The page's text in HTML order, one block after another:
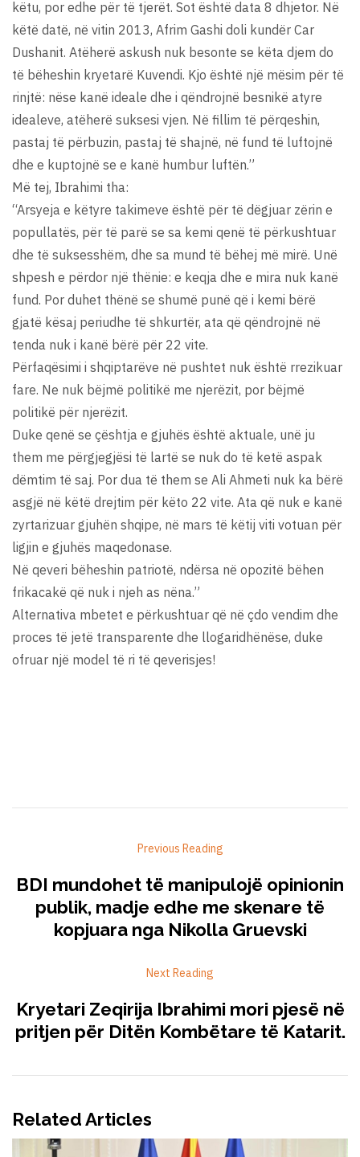
këtu, por edhe për të tjerët. Sot është data 8 dhjetor. Në
këtë datë, në vitin 2013, Afrim Gashi doli kundër Car
Dushanit. Atëherë askush nuk besonte se këta djem do
të bëheshin kryetarë Kuvendi. Kjo është një mësim për të
rinjtë: nëse kanë ideale dhe i qëndrojnë besnikë atyre
idealeve, atëherë suksesi vjen. Në fillim të përqeshin,
pastaj të përbuzin, pastaj të shajnë, në fund të luftojnë
dhe e kuptojnë se e kanë humbur luftën.”
Më tej, Ibrahimi tha:
“Arsyeja e këtyre takimeve është për të dëgjuar zërin e
popullatës, për të parë se sa kemi qenë të përkushtuar
dhe të suksesshëm, dhe sa mund të bëhej më mirë. Unë
shpesh e përdor një thënie: e keqja dhe e mira nuk kanë
fund. Por duhet thënë se shumë punë që i kemi bërë
gjatë kësaj periudhe të shkurtër, ata që qëndrojnë në
tenda nuk i kanë bërë për 22 vite.
Përfaqësimi i shqiptarëve në pushtet nuk është rrezikuar
fare. Ne nuk bëjmë politikë me njerëzit, por bëjmë
politikë për njerëzit.
Duke qenë se çështja e gjuhës është aktuale, unë ju
them me përgjegjësi të lartë se nuk do të ketë aspak
dëmtim të saj. Por dua të them se Ali Ahmeti nuk ka bërë
asgjë në këtë drejtim për këto 22 vite. Ata që nuk e kanë
zyrtarizuar gjuhën shqipe, në mars të këtij viti votuan për
ligjin e gjuhës maqedonase.
Në qeveri bëheshin patriotë, ndërsa në opozitë bëhen
frikacakë që nuk i njeh as nëna.”
Alternativa mbetet e përkushtuar që në çdo vendim dhe
proces të jetë transparente dhe llogaridhënëse, duke
ofruar një model të ri të qeverisjes!
Previous Reading
BDI mundohet të manipulojë opinionin
publik, madje edhe me skenare të
kopjuara nga Nikolla Gruevski
Next Reading
Kryetari Zeqirija Ibrahimi mori pjesë në
pritjen për Ditën Kombëtare të Katarit.
Related Articles